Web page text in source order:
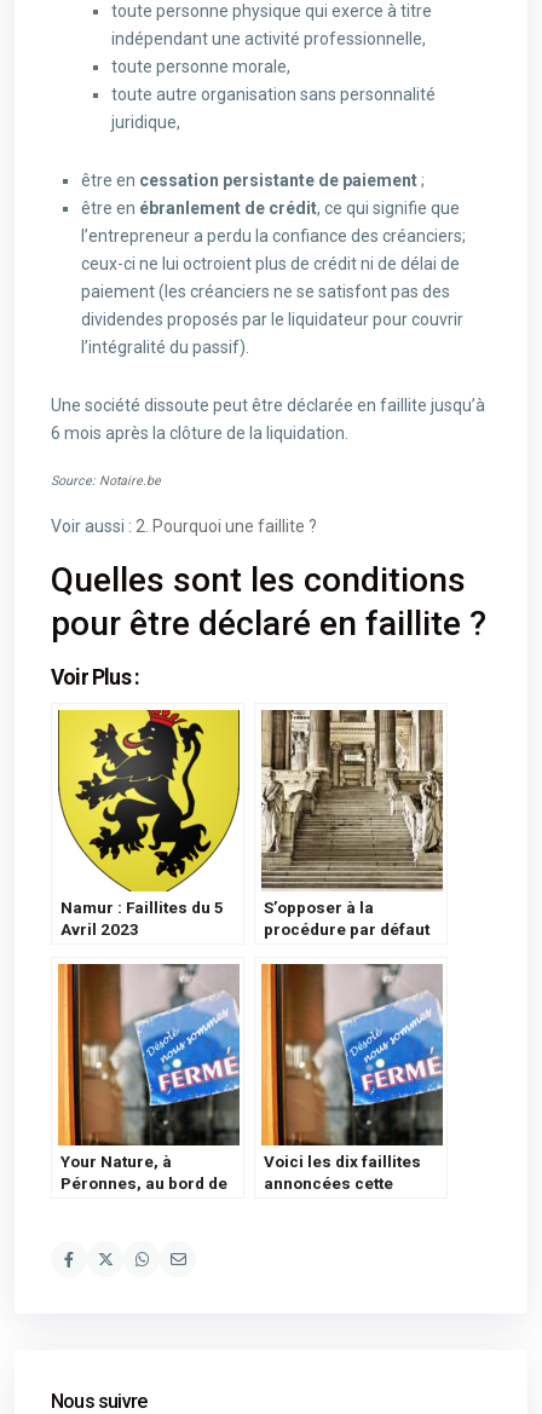
toute personne physique qui exerce à titre
indépendant une activité professionnelle,
toute personne morale,
toute autre organisation sans personnalité
juridique,
être en cessation persistante de paiement;
être en ébranlement de crédit, ce qui signifie que
l’entrepreneur a perdu la confiance des créanciers;
ceux-ci ne lui octroient plus de crédit ni de délai de
paiement (les créanciers ne se satisfont pas des
dividendes proposés par le liquidateur pour couvrir
l’intégralité du passif).
Une société dissoute peut être déclarée en faillite jusqu’à
6 mois après la clôture de la liquidation.
Source: Notaire.be
Voir aussi : 2. Pourquoi une faillite ?
Quelles sont les conditions
pour être déclaré en faillite ?
Voir Plus :
Namur : Faillites du 5
Avril 2023
S’opposer à la
procédure par défaut
Your Nature, à
Péronnes, au bord de
de Ligne
Voici les dix faillites
annoncées cette
Nous suivre